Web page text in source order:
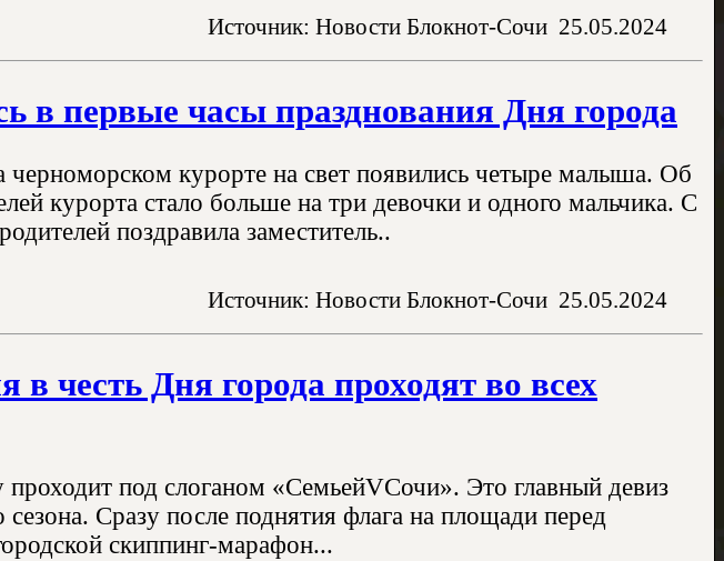
Источник: Новости Блокнот-Сочи 25.05.2024
в первые часы празднования Дня города
курорте на свет появились четыре малыша. Об
курорта стало больше на три девочки и одного мальчика. С
поздравила заместитель..
Источник: Новости Блокнот-Сочи 25.05.2024
честь Дня города проходят во всех
под слоганом «СемьейVСочи». Это главный девиз
сезона. Сразу после поднятия флага на площади перед
скиппинг-марафон...